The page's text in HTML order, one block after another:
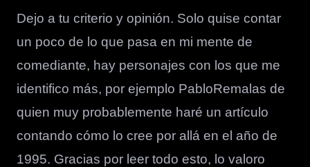
Dejo a tu criterio y opinión. Solo quise contar
un poco de lo que pasa en mi mente de
comediante, hay personajes con los que me
identifico más, por ejemplo PabloRemalas de
quien muy probablemente haré un artículo
contando cómo lo cree por allá en el año de
1995. Gracias por leer todo esto, lo valoro